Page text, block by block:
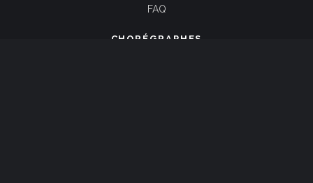
FAQ
CHORÉGRAPHES